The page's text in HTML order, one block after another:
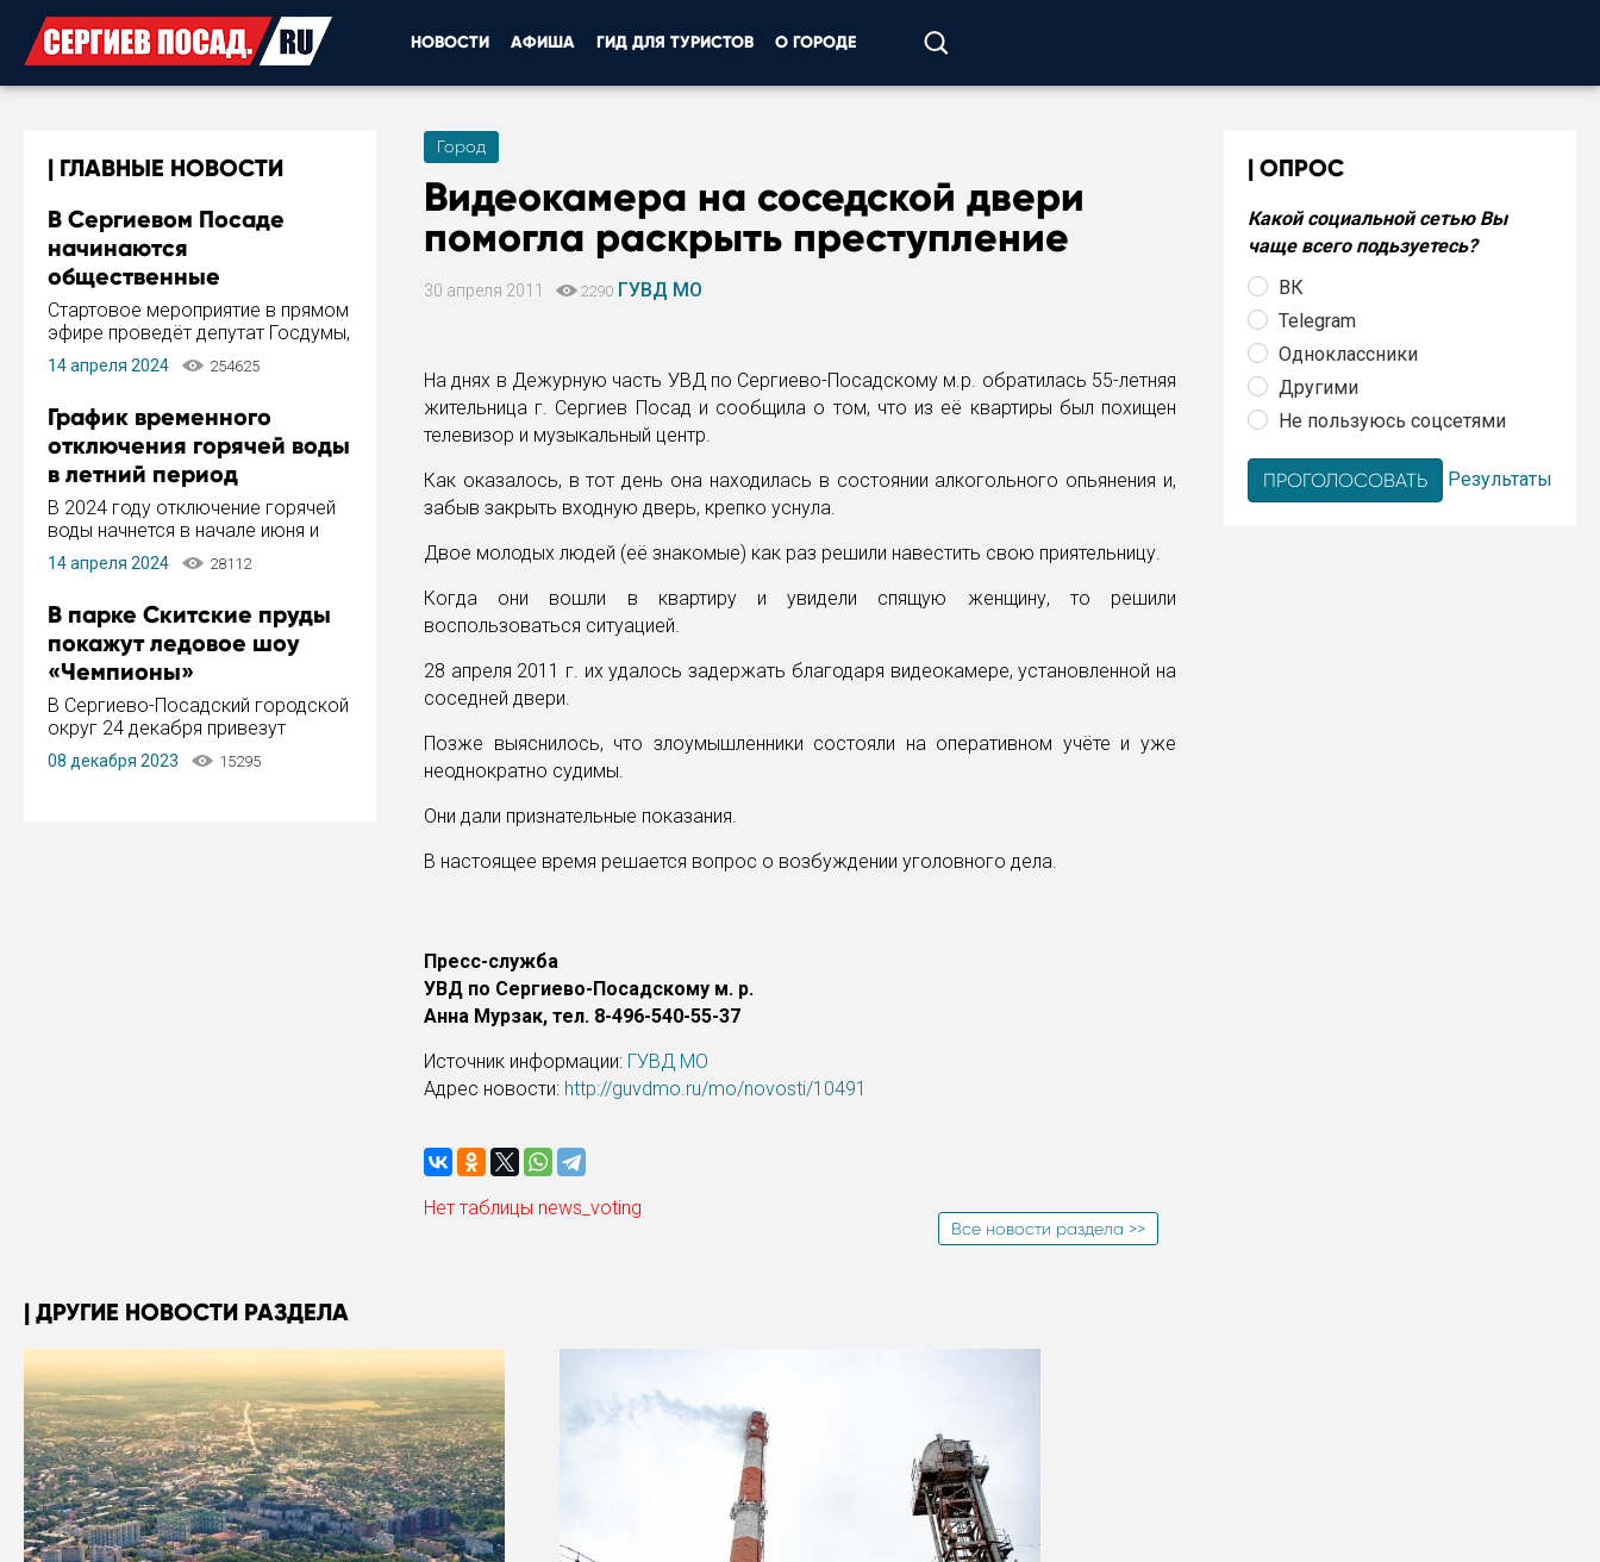
НОВОСТИ АФИША ГИД ДЛЯ ТУРИСТОВ О ГОРОДЕ
ГЛАВНЫЕ НОВОСТИ
В Сергиевом Посаде
начинаются
общественные
обсуждения Стратегии
развития города
Стартовое мероприятие в прямом
эфире проведёт депутат Госдумы,
инициатор и автор Концепции
развития Сергиева Посада и
Пахомов.
14 апреля 2024 254625
График временного
отключения горячей воды
в летний период
В 2024 году отключение горячей
воды начнется в начале июня и
завершится в конце августа.
Период отключения составит не
14 апреля 2024 28112
В парке Скитские пруды
покажут ледовое шоу
«Чемпионы»
В Сергиево-Посадский городской
округ 24 декабря привезут
ледовый тур «Чемпионы»
заслуженного мастера спорта,
08 декабря 2023 15295
Город
Видеокамера на соседской двери
помогла раскрыть преступление
30 апреля 2011 2290 ГУВД МО
На днях в Дежурную часть УВД по Сергиево-Посадскому м.р. обратилась 55-летняя
жительница г. Сергиев Посад и сообщила о том, что из её квартиры был похищен
телевизор и музыкальный центр.
Как оказалось, в тот день она находилась в состоянии алкогольного опьянения и,
забыв закрыть входную дверь, крепко уснула.
Двое молодых людей (её знакомые) как раз решили навестить свою приятельницу.
Когда они вошли в квартиру и увидели спящую женщину, то решили
воспользоваться ситуацией.
28 апреля 2011 г. их удалось задержать благодаря видеокамере, установленной на
соседней двери.
Позже выяснилось, что злоумышленники состояли на оперативном учёте и уже
неоднократно судимы.
Они дали признательные показания.
В настоящее время решается вопрос о возбуждении уголовного дела.
Пресс-служба
УВД по Сергиево-Посадскому м. р.
Анна Мурзак, тел. 8-496-540-55-37
Источник информации: ГУВД МО
Адрес новости: http://guvdmo.ru/mo/novosti/10491
Нет таблицы news_voting
Все новости раздела >>
ОПРОС
Какой социальной сетью Вы
чаще всего подьзуетесь?
ВК
Telegram
Одноклассники
Другими
Не пользуюсь соцсетями
Результаты
ДРУГИЕ НОВОСТИ РАЗДЕЛА